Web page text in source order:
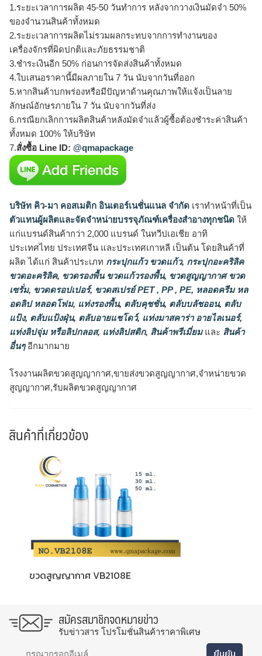
1.ระยะเวลาการผลิต 45-50 วันทำการ หลังจากวางเงินมัดจำ 50%
ของจำนวนสินค้าทั้งหมด
2.ระยะเวลาการผลิตไม่รวมผลกระทบจากการทำงานของ
เครื่องจักรที่ผิดปกติและภัยธรรมชาติ
3.ชำระเงินอีก 50% ก่อนการจัดส่งสินค้าทั้งหมด
4.ใบเสนอราคานี้มีผลภายใน 7 วัน นับจากวันที่ออก
5.หากสินค้าบกพร่องหรือมีปัญหาด้านคุณภาพให้แจ้งเป็นลาย
ลักษณ์อักษรภายใน 7 วัน นับจากวันที่ส่ง
6.กรณียกเลิกการผลิตสินค้าหลังมัดจำแล้วผู้ซื้อต้องชำระค่าสินค้า
ทั้งหมด 100% ให้บริษัท
7.สั่งซื้อ Line ID: @qmapackage
บริษัท คิว-มา คอสเมติก อินเตอร์เนชั่นแนล จำกัด เราทำหน้าที่เป็น
ตัวแทนผู้ผลิตและจัดจำหน่ายบรรจุภัณฑ์เครื่องสำอางทุกชนิด ให้
แก่แบรนด์สินค้ากว่า 2,000 แบรนด์ ในทวีปเอเชีย อาทิ
ประเทศไทย ประเทศจีน และประเทศเกาหลี เป็นต้น โดยสินค้าที่
ผลิต ได้แก่ สินค้าประเภท กระปุกแก้ว ขวดแก้ว, กระปุกอะคริลิค
ขวดอะคริลิค, ขวดรองพื้น ขวดแก้วรองพื้น, ขวดสูญญากาศ ขวด
เซรั่ม, ขวดดรอปเปอร์, ขวดสเปรย์ PET , PP , PE, หลอดครีม หล
อดลิป หลอดโฟม, แท่งรองพื้น, ตลับคุชชั่น, ตลับบลัชออน, ตลับ
แป้ง, ตลับแป้งฝุ่น, ตลับอายแชโดว์, แท่งมาสคาร่า อายไลเนอร์,
แท่งลิปจุ่ม หรือลิปกลอส, แท่งลิปสติก, สินค้าพรีเมี่ยมและ สินค้า
อื่นๆอีกมากมาย
โรงงานผลิตขวดสูญญากาศ,ขายส่งขวดสูญญากาศ,จำหน่ายขวด
สูญญากาศ,รับผลิตขวดสูญญากาศ
สินค้าที่เกี่ยวข้อง
ขวดสูญญากาศ VB2108E
สมัครสมาชิกจดหมายข่าว
รับข่าวสาร โปรโมชั่นสินค้าราคาพิเศษ